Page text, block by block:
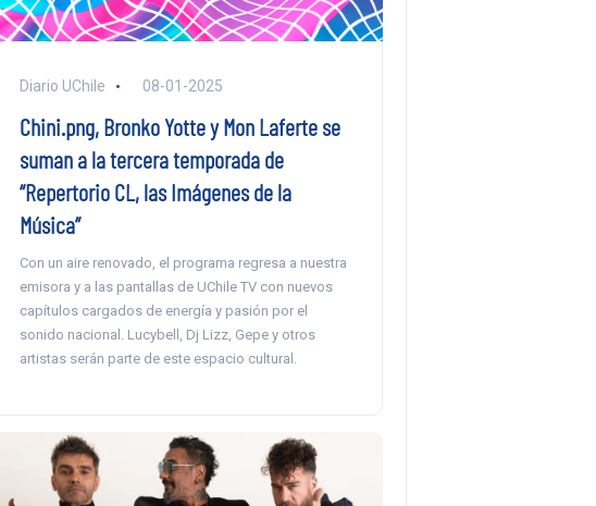
Diario UChile 08-01-2025
Chini.png, Bronko Yotte y Mon Laferte se
suman a la tercera temporada de
“Repertorio CL, las Imágenes de la
Música”
Con un aire renovado, el programa regresa a nuestra
emisora y a las pantallas de UChile TV con nuevos
capítulos cargados de energía y pasión por el
sonido nacional. Lucybell, Dj Lizz, Gepe y otros
artistas serán parte de este espacio cultural.